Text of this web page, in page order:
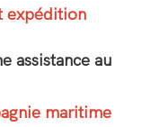
expédition
assistance au
maritime